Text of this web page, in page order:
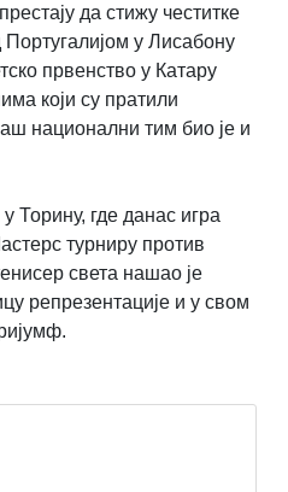
да стижу честитке
у Лисабону
првенство у Катару
који су пратили
национални тим био је и
Торину, где данас игра
турниру против
света нашао је
репрезентације и у свом